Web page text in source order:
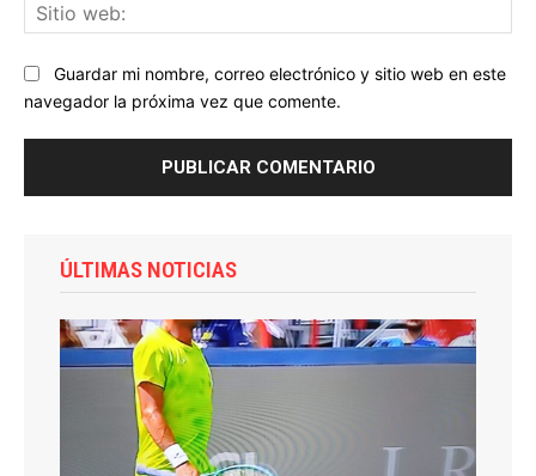
Guardar mi nombre, correo electrónico y sitio web en este
navegador la próxima vez que comente.
ÚLTIMAS NOTICIAS